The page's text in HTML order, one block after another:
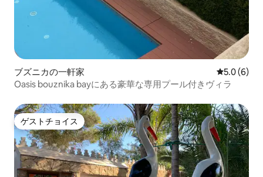
ブズニカの一軒家 レビュー6
5.0 (6)
Oasis bouznika bayにある豪華な専用プール付きヴィラ
ゲストチョイス
ゲストチョイス